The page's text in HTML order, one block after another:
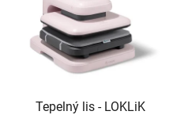
Tepelný lis - LOKLiK